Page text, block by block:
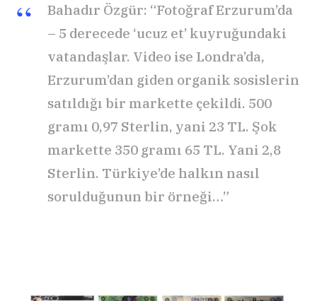
Bahadır Özgür: “Fotoğraf Erzurum’da
– 5 derecede ‘ucuz et’ kuyruğundaki
vatandaşlar. Video ise Londra’da,
Erzurum’dan giden organik sosislerin
satıldığı bir markette çekildi. 500
gramı 0,97 Sterlin, yani 23 TL. Şok
markette 350 gramı 65 TL. Yani 2,8
Sterlin. Türkiye’de halkın nasıl
sorulduğunun bir örneği…”